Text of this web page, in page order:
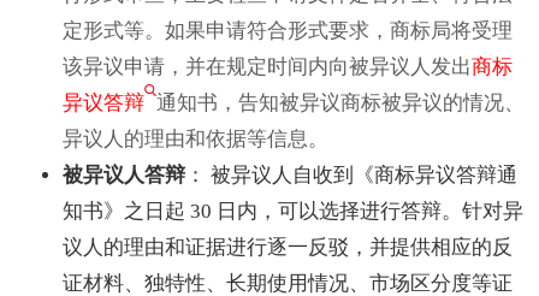
定形式等。如果申请符合形式要求，商标局将受理
该异议申请，并在规定时间内向被异议人发出商标
异议答辩 通知书，告知被异议商标被异议的情况、
异议人的理由和依据等信息。
被异议人答辩 ： 被异议人自收到《商标异议答辩通
知书》之日起 30 日内，可以选择进行答辩。针对异
议人的理由和证据进行逐一反驳，并提供相应的反
证材料、独特性、长期使用情况、市场区分度等证